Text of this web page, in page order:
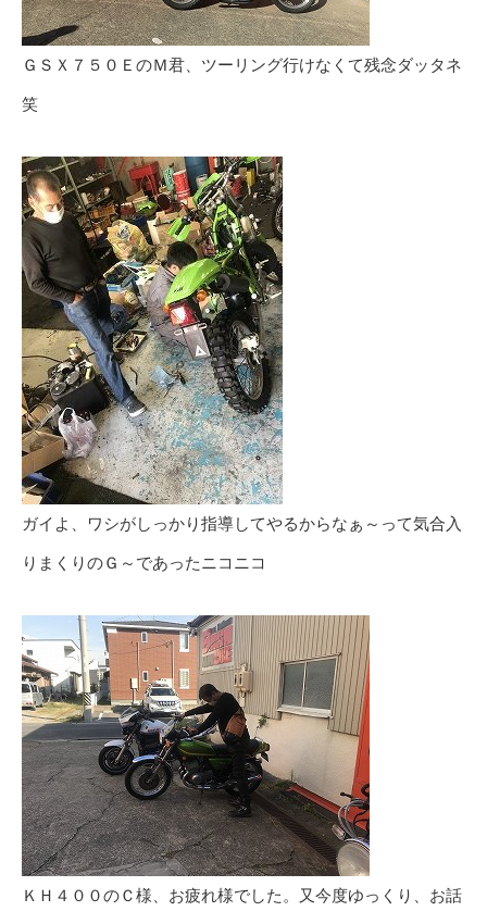
ＧＳＸ７５０ＥのＭ君、ツーリング行けなくて残念ダッタネ
笑
ガイよ、ワシがしっかり指導してやるからなぁ～って気合入
りまくりのＧ～であったニコニコ
ＫＨ４００のＣ様、お疲れ様でした。又今度ゆっくり、お話